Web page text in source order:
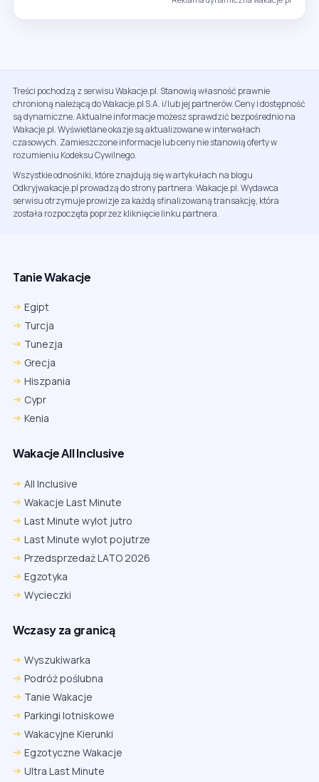
Treści pochodzą z serwisu Wakacje.pl. Stanowią własność prawnie
chronioną należącą do Wakacje.pl S.A. i/lub jej partnerów. Ceny i dostępność
są dynamiczne. Aktualne informacje możesz sprawdzić bezpośrednio na
Wakacje.pl. Wyświetlane okazje są aktualizowane w interwałach
czasowych. Zamieszczone informacje lub ceny nie stanowią oferty w
rozumieniu Kodeksu Cywilnego.
Wszystkie odnośniki, które znajdują się w artykułach na blogu
Odkryjwakacje.pl prowadzą do strony partnera: Wakacje.pl. Wydawca
serwisu otrzymuje prowizje za każdą sfinalizowaną transakcję, która
została rozpoczęta poprzez kliknięcie linku partnera.
Tanie Wakacje
Egipt
Turcja
Tunezja
Grecja
Hiszpania
Cypr
Kenia
Wakacje All Inclusive
All Inclusive
Wakacje Last Minute
Last Minute wylot jutro
Last Minute wylot pojutrze
Przedsprzedaż LATO 2026
Egzotyka
Wycieczki
Wczasy za granicą
Wyszukiwarka
Podróż poślubna
Tanie Wakacje
Parkingi lotniskowe
Wakacyjne Kierunki
Egzotyczne Wakacje
Ultra Last Minute